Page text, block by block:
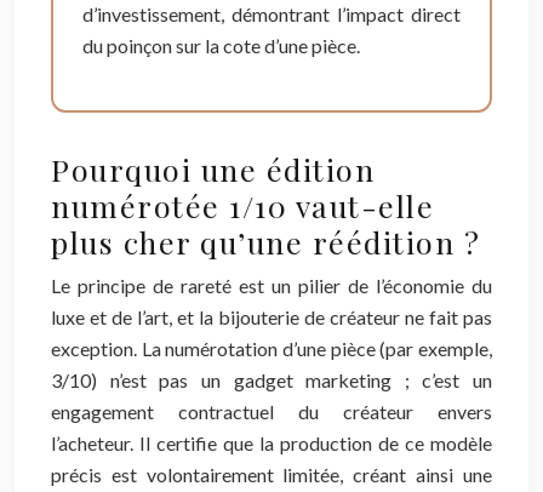
d’investissement, démontrant l’impact direct
du poinçon sur la cote d’une pièce.
Pourquoi une édition
numérotée 1/10 vaut-elle
plus cher qu’une réédition ?
Le principe de rareté est un pilier de l’économie du
luxe et de l’art, et la bijouterie de créateur ne fait pas
exception. La numérotation d’une pièce (par exemple,
3/10) n’est pas un gadget marketing ; c’est un
engagement contractuel du créateur envers
l’acheteur. Il certifie que la production de ce modèle
précis est volontairement limitée, créant ainsi une